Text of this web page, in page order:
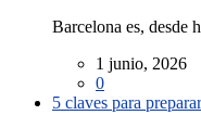
Barcelona es, desde
1 junio, 2026
0
5 claves para